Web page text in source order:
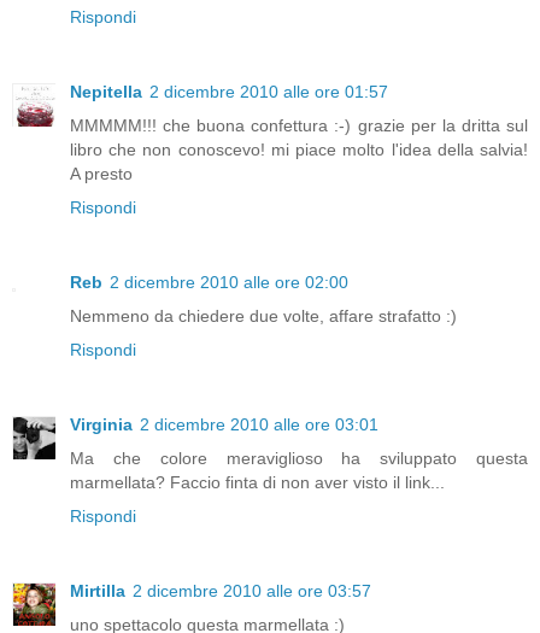
Rispondi
Nepitella 2 dicembre 2010 alle ore 01:57
MMMMM!!! che buona confettura :-) grazie per la dritta sul
libro che non conoscevo! mi piace molto l'idea della salvia!
A presto
Rispondi
Reb 2 dicembre 2010 alle ore 02:00
Nemmeno da chiedere due volte, affare strafatto :)
Rispondi
Virginia 2 dicembre 2010 alle ore 03:01
Ma che colore meraviglioso ha sviluppato questa
marmellata? Faccio finta di non aver visto il link...
Rispondi
Mirtilla 2 dicembre 2010 alle ore 03:57
uno spettacolo questa marmellata :)